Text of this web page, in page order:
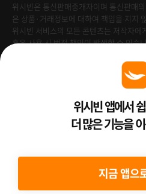
위시빈은 통신판매중개자이며 통신판매
은 상품·거래정보에 대하여 책임을 지지
위시빈 서비스의 모든 콘텐츠는 저작자
혹은 사용 시 법적 책임이 발생할 수 있습
Venture Enterprise위시빈 앱에서
더 많은 기능을
지금 앱으